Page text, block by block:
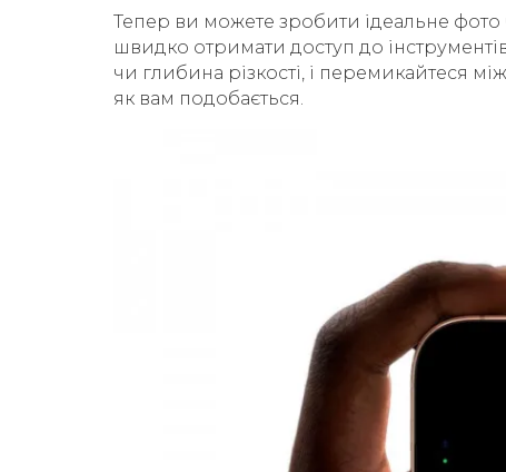
Тепер ви можете зробити ідеальне
швидко отримати доступ до
чи глибина різкості, і перемикайтеся
як вам подобається.